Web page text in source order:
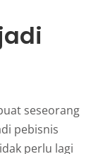
seseorang
pebisnis
perlu lagi